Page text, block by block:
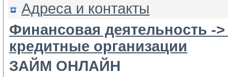
Адреса и контакты
Финансовая деятельность -
кредитные организации
ЗАЙМ ОНЛАЙН